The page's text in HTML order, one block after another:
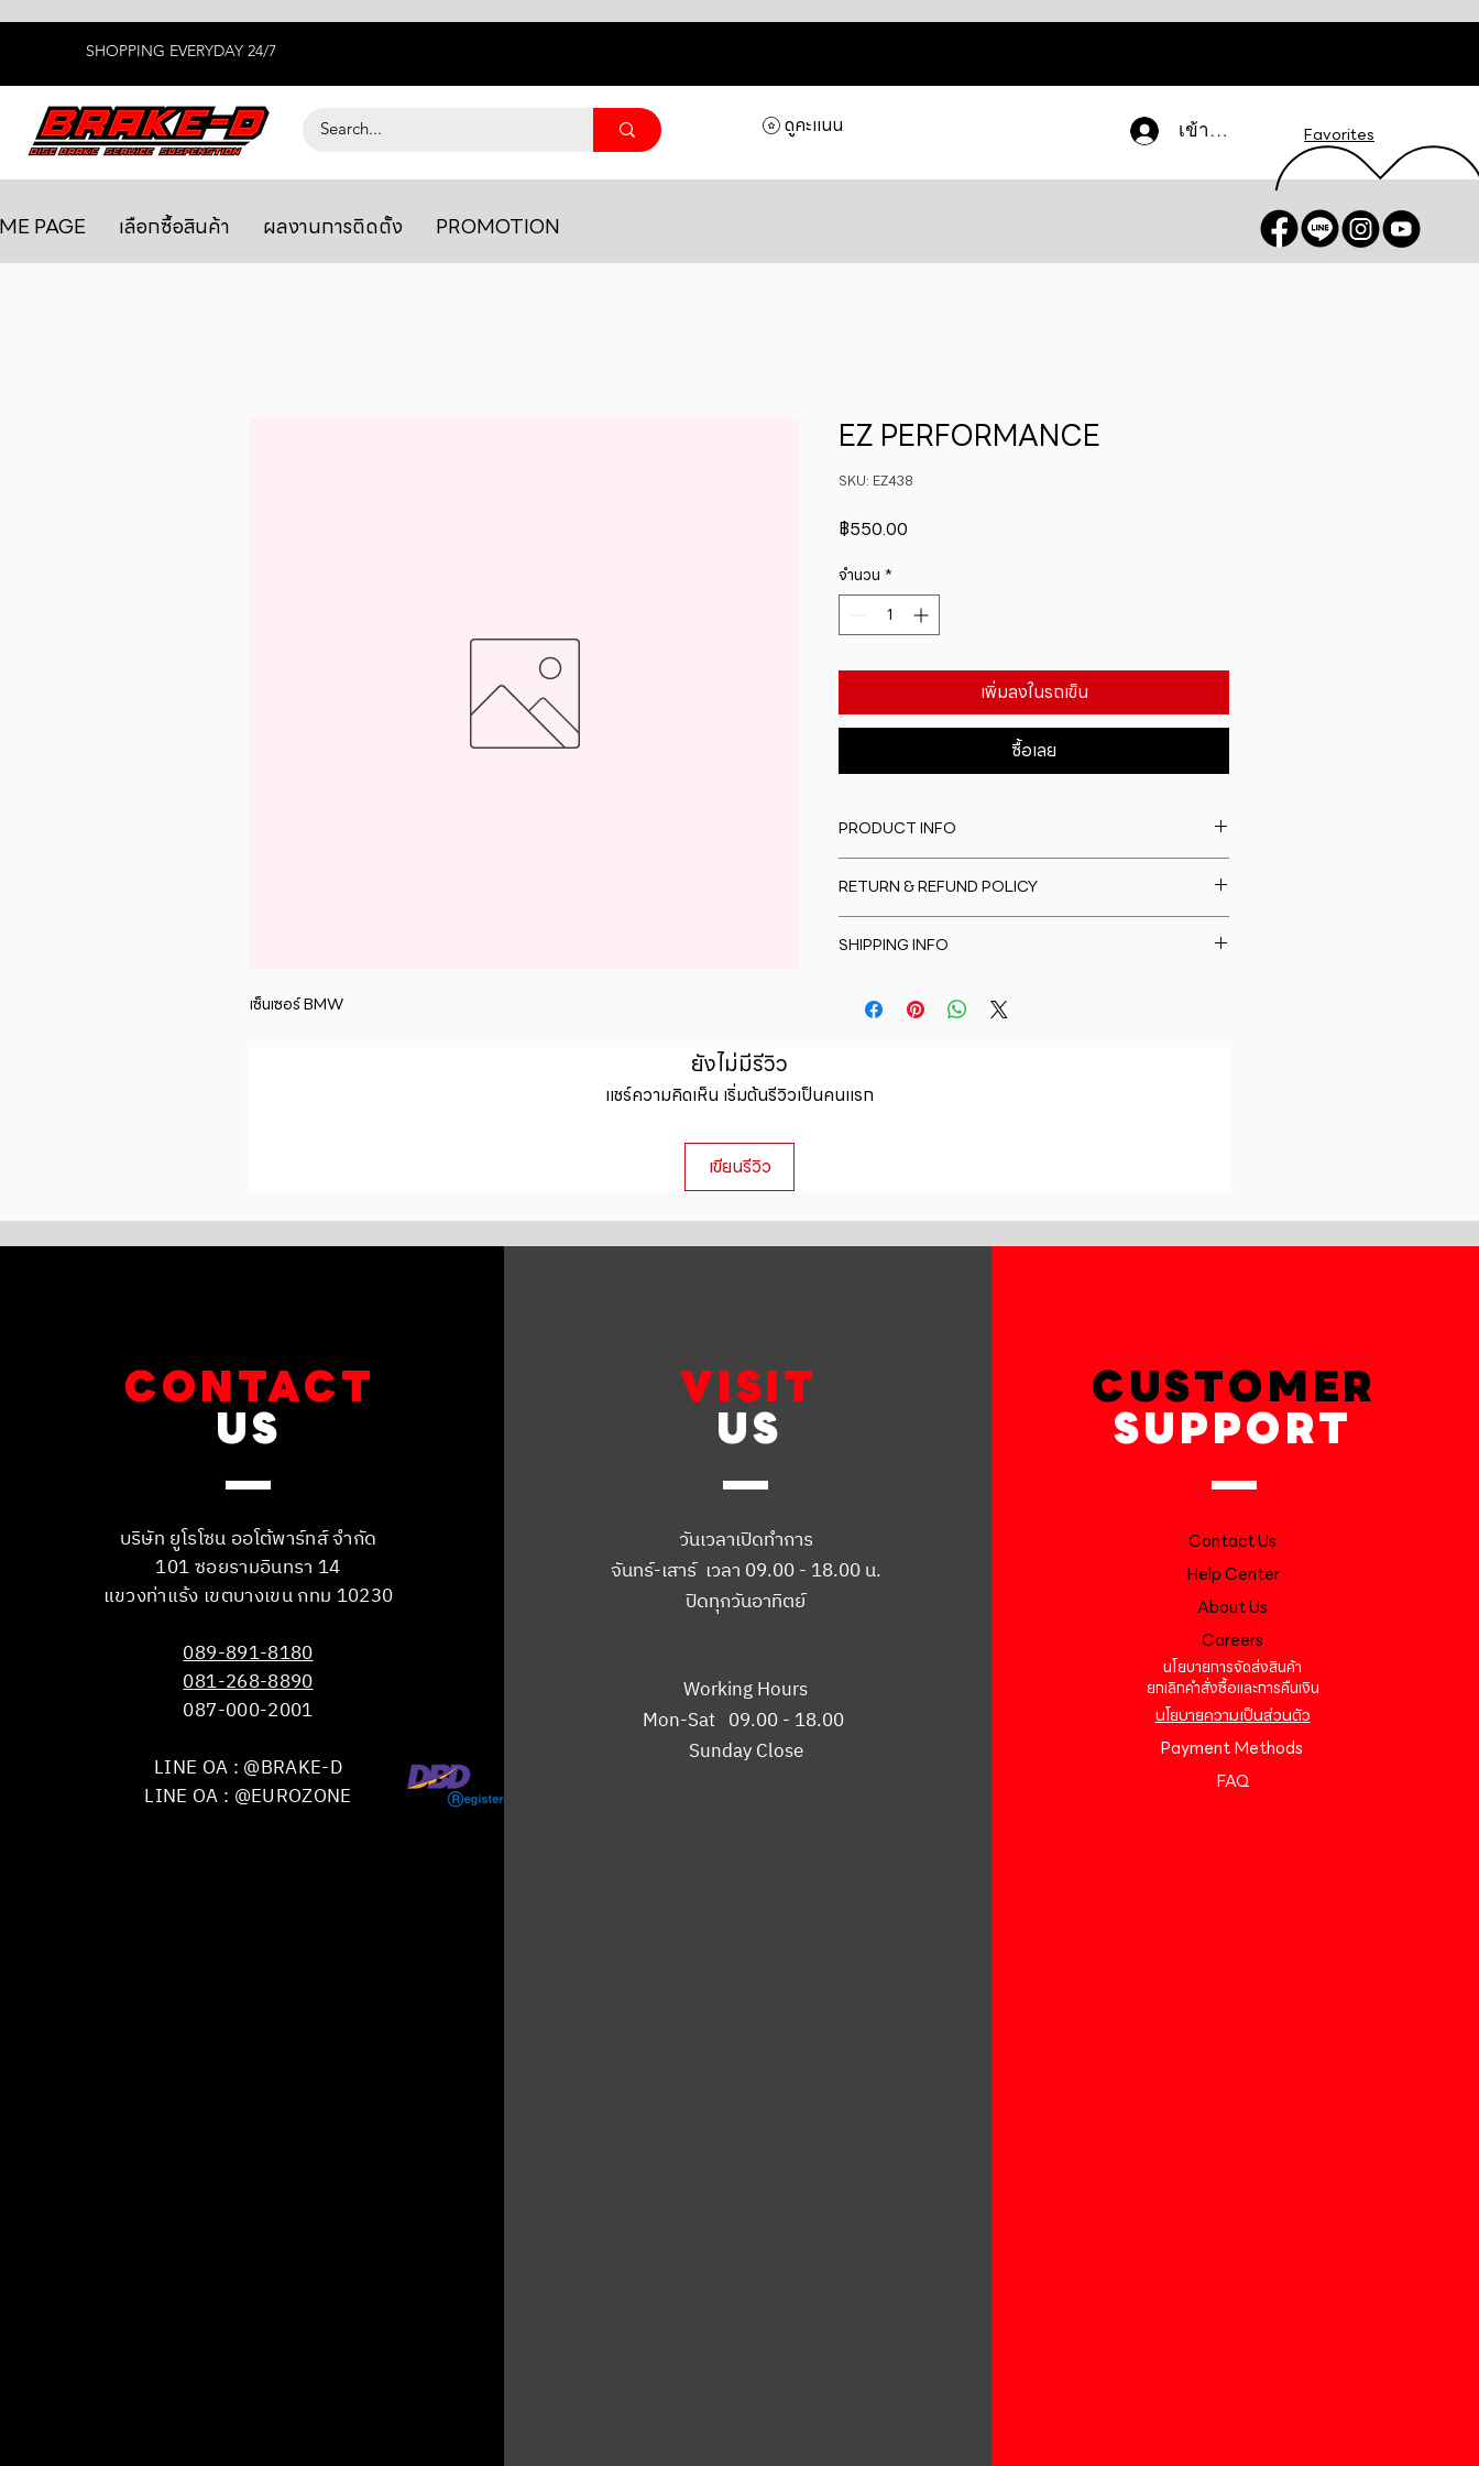
SHOPPING EVERYDAY 24/7
เข้าสู่ระบบ Favorites
ดูคะแนน
PAGE เลือกซื้อสินค้า ผลงานการติดตั้ง PROMOTION
เซ็นเซอร์ BMW
EZ PERFORMANCE
SKU: EZ438
฿550.00
จำนวน *
เพิ่มลงในรถเข็น
ซื้อเลย
PRODUCT INFO
information about your product such as sizing,
material, care and cleaning instructions. This is also a
great space to write what makes this product
RETURN & REFUND POLICY
to let your customers know what to do in case they
straightforward refund or exchange policy is a great
way to build trust and reassure your customers that
SHIPPING INFO
information about your shipping methods,
can buy from you with confidence.
ยังไม่มีรีวิว
แชร์ความคิดเห็น เริ่มต้นรีวิวเป็นคนแรก
เขียนรีวิว
CONTACT
US
บริษัท ยูโรโซน ออโต้พาร์ทส์ จำกัด
101 ซอยรามอินทรา 14
แขวงท่าแร้ง เขตบางเขน กทม 10230
089-891-8180
081-268-8890
087-000-2001
LINE OA : @BRAKE-D
LINE OA : @EUROZONE
VISIT
US
วันเวลาเปิดทำการ
จันทร์-เสาร์ เวลา 09.00 - 18.00 น.
ปิดทุกวันอาทิตย์
Working Hours
Mon-Sat 09.00 - 18.00
Sunday Close
CUSTOMER
SUPPORT
Contact Us
Help Center
About Us
Careers
นโยบายการจัดส่งสินค้า
ยกเลิกคำสั่งซื้อและการคืนเงิน
นโยบายความเป็นส่วนตัว
Payment Methods
FAQ